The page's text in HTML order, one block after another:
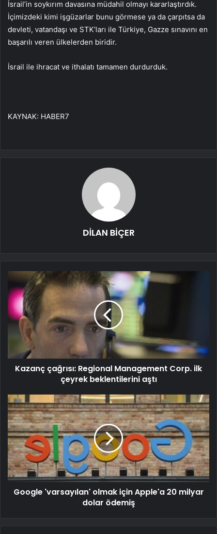
İsrail’in soykırım davasına müdahil olmayı kararlaştırdık.
İçimizdeki kimi işgüzarlar bunu görmese ya da çarpıtsa da
devleti, vatandaşı ve STK’ları ile Türkiye, Gazze sınavını en
başarılı veren ülkelerden biridir.
İsrail ile ihracat ve ithalatı tamamen durdurduk.
KAYNAK: HABER7
DİLAN BİÇER
Kazanç çağrısı: Regional Management Corp. ilk
çeyrek beklentilerini aştı
Google 'varsayılan' olmak için Apple'a 20 milyar
dolar ödemiş